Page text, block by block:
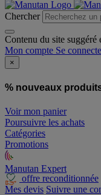
Chercher
Contenu du site suggéré
Mon compte Se
×
% nouveaux
Voir mon panier
Poursuivre les achats
Catégories
Promotions
Manutan Expert
offre reconditionnée
Mes devis Suivre une